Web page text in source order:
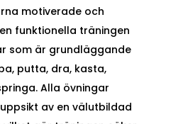
motiverade och
funktionella träningen
som är grundläggande
putta, dra, kasta,
Alla övningar
av en välutbildad